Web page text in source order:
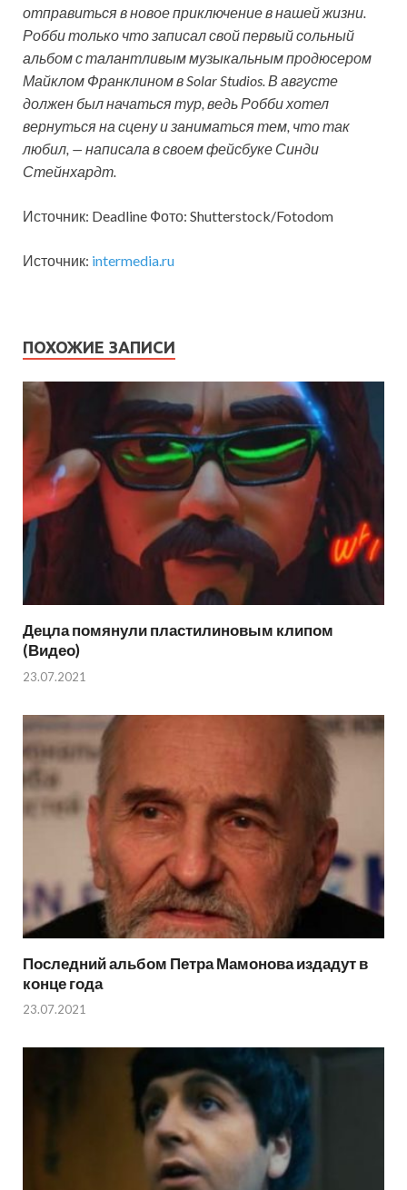
отправиться в новое приключение в нашей жизни.
Робби только что записал свой первый сольный
альбом с талантливым музыкальным продюсером
Майклом Франклином в Solar Studios. В августе
должен был начаться тур, ведь Робби хотел
вернуться на сцену и заниматься тем, что так
любил, — написала в своем фейсбуке Синди
Стейнхардт.
Источник: Deadline Фото: Shutterstock/Fotodom
Источник: intermedia.ru
ПОХОЖИЕ ЗАПИСИ
Децла помянули пластилиновым клипом
(Видео)
23.07.2021
Последний альбом Петра Мамонова издадут в
конце года
23.07.2021